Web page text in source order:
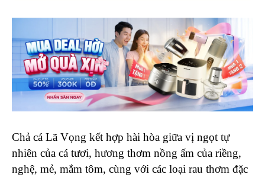
Chả cá Lã Vọng kết hợp hài hòa giữa vị ngọt tự
nhiên của cá tươi, hương thơm nồng ấm của riềng,
nghệ, mẻ, mắm tôm, cùng với các loại rau thơm đặc